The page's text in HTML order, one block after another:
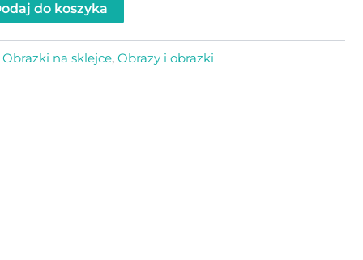
do koszyka
Obrazki na sklejce, Obrazy i obrazki